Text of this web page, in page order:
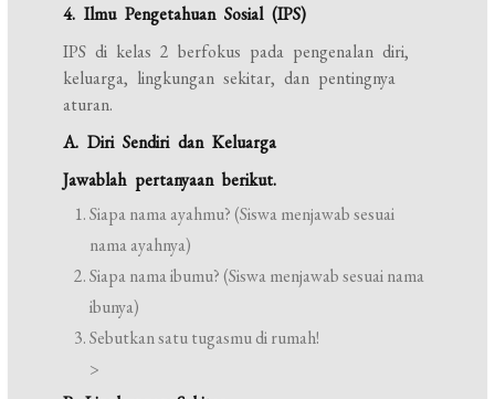
4. Ilmu Pengetahuan Sosial (IPS)
IPS di kelas 2 berfokus pada pengenalan diri,
keluarga, lingkungan sekitar, dan pentingnya
aturan.
A. Diri Sendiri dan Keluarga
Jawablah pertanyaan berikut.
Siapa nama ayahmu? (Siswa menjawab sesuai
nama ayahnya)
Siapa nama ibumu? (Siswa menjawab sesuai nama
ibunya)
Sebutkan satu tugasmu di rumah!
>